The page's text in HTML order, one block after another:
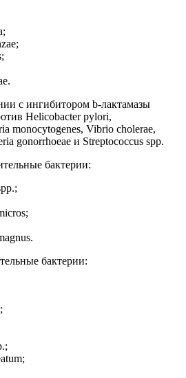
с ингибитором b-лактамазы
Helicobacter pylori,
monocytogenes, Vibrio cholerae,
gonorrhoeae и Streptococcus spp.
бактерии:
бактерии: